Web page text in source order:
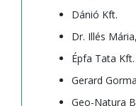
Dánió Kft.
Dr. Illés
Épfa Tata Kft.
Gerard
Geo-Natura